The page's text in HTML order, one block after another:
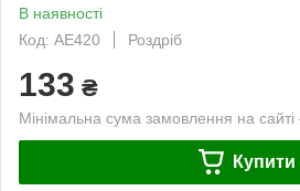
В наявності
Код: AE420
Роздріб
133 ₴
Мінімальна сума замовлення на
Купити